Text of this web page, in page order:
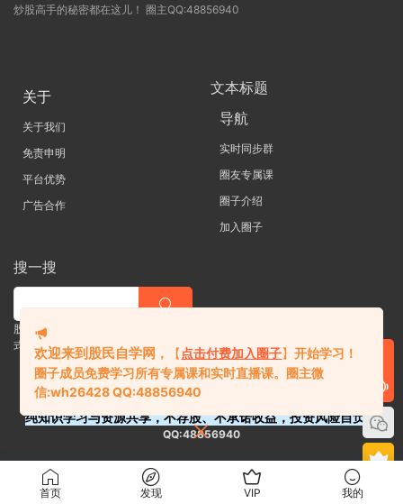
炒股高手的秘密都在这儿！ 圈主QQ:48856940
关于
关于我们
免责申明
平台优势
广告合作
文本标题
导航
实时同步群
圈友专属课
圈子介绍
加入圈子
搜一搜
股票 |直播| 外汇| 期货 |金融理财一站
式学习平台
纯知识学习与资源共享，不荐股、不承诺收益，投资风险自负。
QQ:48856940
首页 发现 VIP 我的
欢迎来到股民自学网 ， 【 点击付费加入圈子】开始学习！
圈子成员免费学习所有专属课和实时直播课。 圈主微
信:wh26428 QQ:48856940